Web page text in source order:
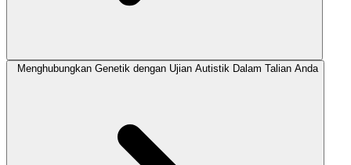
Menghubungkan Genetik dengan Ujian Autistik Dalam Talian Anda